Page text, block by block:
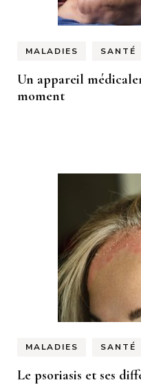
MALADIES SANTÉ
Un appareil
moment
MALADIES SANTÉ
Le psoriasis et ses